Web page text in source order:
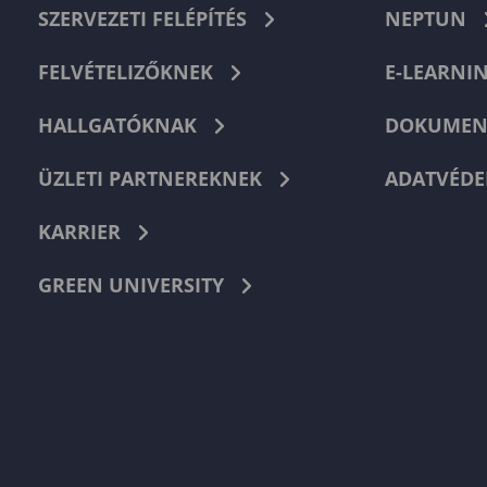
SZERVEZETI FELÉPÍTÉS
FELVÉTELIZŐKNEK
HALLGATÓKNAK
ÜZLETI PARTNEREKNEK
KARRIER
GREEN UNIVERSITY
NEPTUN
E-